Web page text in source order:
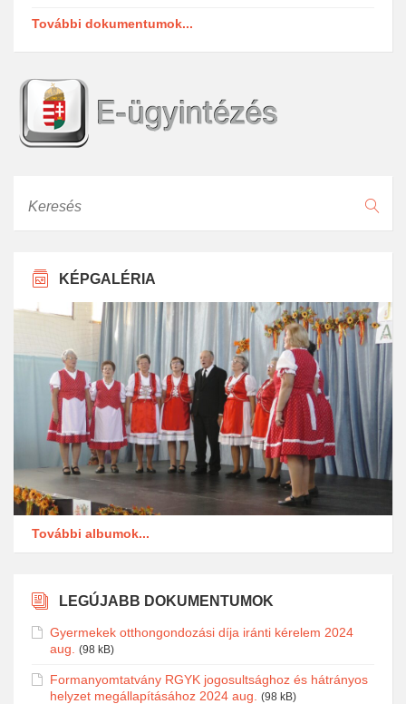
További dokumentumok...
KÉPGALÉRIA
További albumok...
LEGÚJABB DOKUMENTUMOK
Gyermekek otthongondozási díja iránti kérelem 2024
aug.
(98 kB)
Formanyomtatvány RGYK jogosultsághoz és hátrányos
helyzet megállapításához 2024 aug.
(98 kB)